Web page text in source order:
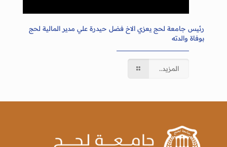
رئيس جامعة لحج يعزي الاخ فضل حيدرة علي مدير المالية لحج
بوفاة والدته
المزيد..